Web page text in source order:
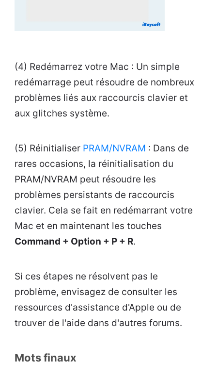
(4) Redémarrez votre Mac : Un simple
redémarrage peut résoudre de nombreux
problèmes liés aux raccourcis clavier et
aux glitches système.
(5) Réinitialiser PRAM/NVRAM : Dans de
rares occasions, la réinitialisation du
PRAM/NVRAM peut résoudre les
problèmes persistants de raccourcis
clavier. Cela se fait en redémarrant votre
Mac et en maintenant les touches
Command + Option + P + R.
Si ces étapes ne résolvent pas le
problème, envisagez de consulter les
ressources d'assistance d'Apple ou de
trouver de l'aide dans d'autres forums.
Mots finaux